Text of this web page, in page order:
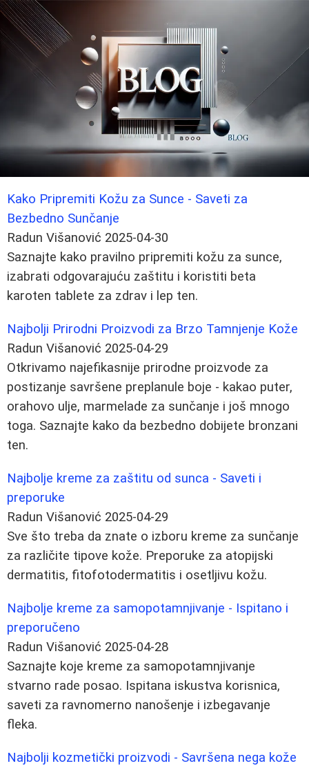
Kako Pripremiti Kožu za Sunce - Saveti za
Bezbedno Sunčanje
Radun Višanović 2025-04-30
Saznajte kako pravilno pripremiti kožu za sunce,
izabrati odgovarajuću zaštitu i koristiti beta
karoten tablete za zdrav i lep ten.
Najbolji Prirodni Proizvodi za Brzo Tamnjenje Kože
Radun Višanović 2025-04-29
Otkrivamo najefikasnije prirodne proizvode za
postizanje savršene preplanule boje - kakao puter,
orahovo ulje, marmelade za sunčanje i još mnogo
toga. Saznajte kako da bezbedno dobijete bronzani
ten.
Najbolje kreme za zaštitu od sunca - Saveti i
preporuke
Radun Višanović 2025-04-29
Sve što treba da znate o izboru kreme za sunčanje
za različite tipove kože. Preporuke za atopijski
dermatitis, fitofotodermatitis i osetljivu kožu.
Najbolje kreme za samopotamnjivanje - Ispitano i
preporučeno
Radun Višanović 2025-04-28
Saznajte koje kreme za samopotamnjivanje
stvarno rade posao. Ispitana iskustva korisnica,
saveti za ravnomerno nanošenje i izbegavanje
fleka.
Najbolji kozmetički proizvodi - Savršena nega kože